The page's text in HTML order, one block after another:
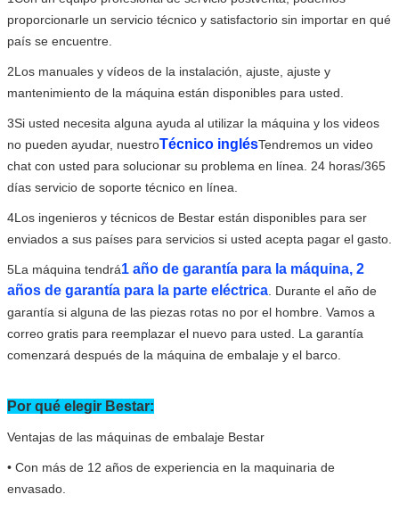
proporcionarle un servicio técnico y satisfactorio sin importar en qué
país se encuentre.
2Los manuales y vídeos de la instalación, ajuste, ajuste y
mantenimiento de la máquina están disponibles para usted.
3Si usted necesita alguna ayuda al utilizar la máquina y los videos
no pueden ayudar, nuestroTécnico inglésTendremos un video
chat con usted para solucionar su problema en línea. 24 horas/365
días servicio de soporte técnico en línea.
4Los ingenieros y técnicos de Bestar están disponibles para ser
enviados a sus países para servicios si usted acepta pagar el gasto.
5La máquina tendrá1 año de garantía para la máquina, 2
años de garantía para la parte eléctrica . Durante el año de
garantía si alguna de las piezas rotas no por el hombre. Vamos a
correo gratis para reemplazar el nuevo para usted. La garantía
comenzará después de la máquina de embalaje y el barco.
Por qué elegir Bestar:
Ventajas de las máquinas de embalaje Bestar
• Con más de 12 años de experiencia en la maquinaria de
envasado.